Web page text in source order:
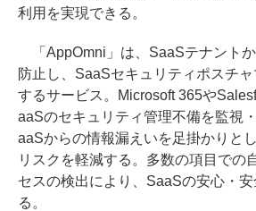
利用を実現できる。
「AppOmni」は、SaaSテナント
防止し、SaaSセキュリティポスチ
するサービス。Microsoft 365や
aaSのセキュリティ管理不備を監視
aaSからの情報漏えいを足掛かりと
リスクを軽減する。多数の項目での
セスの検出により、SaaSの安心・
る。